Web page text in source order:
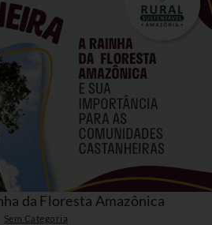
da Floresta Amazônica
Sem Categoria